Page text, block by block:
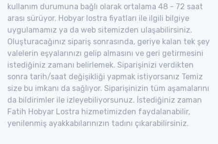
kullanım durumuna bağlı olarak ortalama 48 - 72 saat
arası sürüyor. Hobyar lostra fiyatları ile ilgili bilgiye
uygulamamız ya da web sitemizden ulaşabilirsiniz.
Oluşturacağınız sipariş sonrasında, geriye kalan tek şey
valelerin eşyalarınızı gelip almasını ve geri getirmesini
istediğiniz zamanı belirlemek. Siparişinizi verdikten
sonra tarih/saat değişikliği yapmak istiyorsanız Temiz
size bu imkanı da sağlıyor. Siparişinizin tüm aşamalarını
da bildirimler ile izleyebiliyorsunuz. İstediğiniz zaman
Fatih Hobyar Lostra hizmetimizden faydalanabilir,
yenilenmiş ayakkabılarınızın tadını çıkarabilirsiniz.